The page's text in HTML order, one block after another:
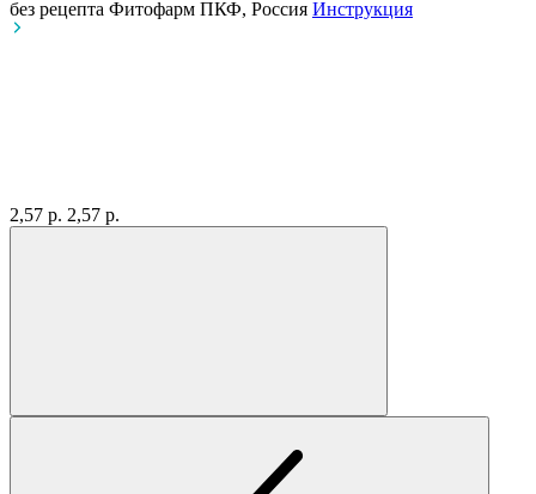
без рецепта Фитофарм ПКФ, Россия Инструкция
2,57 р. 2,57 р.